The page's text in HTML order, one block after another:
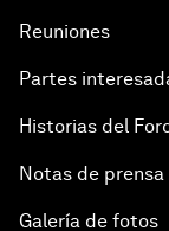
Reuniones
Partes
Historias del
Notas de prensa
Galería de fotos